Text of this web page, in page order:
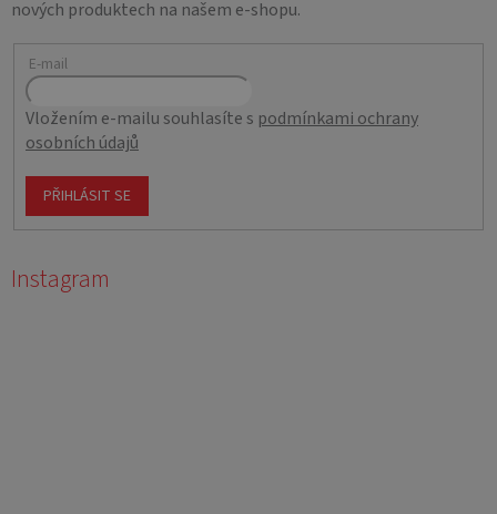
nových produktech na našem e-shopu.
E-mail
Vložením e-mailu souhlasíte s podmínkami ochrany
osobních údajů
PŘIHLÁSIT SE
Instagram